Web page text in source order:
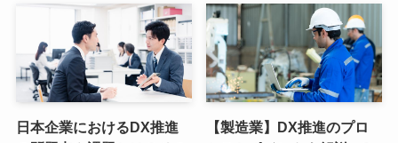
日本企業におけるDX推進
【製造業】DX推進のプロ